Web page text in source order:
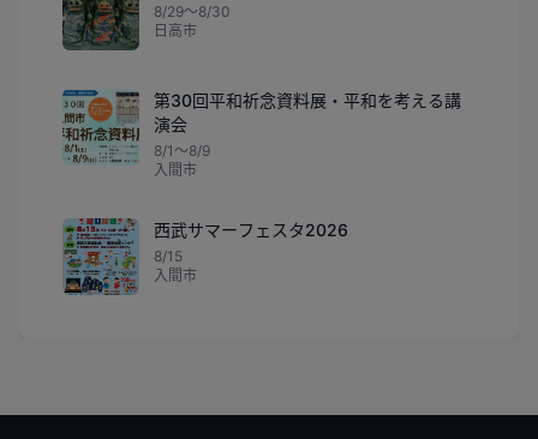
8/29〜8/30
日高市
第30回平和祈念資料展・平和を考える講
演会
8/1〜8/9
入間市
西武サマーフェスタ2026
8/15
入間市